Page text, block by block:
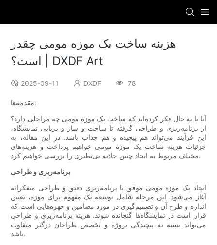
هزینه ساخت یک موزه مومی چقدر
است؟ | DXDF Art
2025-09-11 DXDF 78
مقدمه‌ها:
آیا تا به حال فکر کرده‌اید که ساخت یک موزه مومی چه مراحلی دارد؟
از برنامه‌ریزی و طراحی گرفته تا ساخت و ساز و برپایی نمایشگاه،
این فرآیند می‌تواند هم پیچیده و هم جذاب باشد. در این مقاله، به
جزئیات هزینه ساخت یک موزه مومی خواهیم پرداخت و هزینه‌های
مختلف مربوط به ایجاد چنین جاذبه بی‌نظیری را بررسی خواهیم کرد.
برنامه‌ریزی و طراحی
ایجاد یک موزه مومی موفق با برنامه‌ریزی دقیق و طراحی متفکرانه
آغاز می‌شود. این مرحله شامل توسعه یک مفهوم برای موزه، تعیین
اندازه و طرح آن و تصمیم‌گیری در مورد مضامین و چهره‌هایی است که
قرار است در نمایشگاه‌ها گنجانده شوند. هزینه برنامه‌ریزی و طراحی
می‌تواند بسته به پیچیدگی پروژه و تخصص طراحان درگیر متفاوت
باشد.